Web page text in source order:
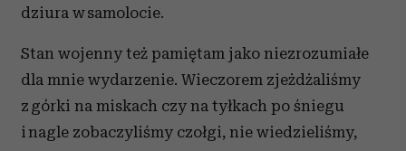
dziura w samolocie.
Stan wojenny też pamiętam jako niezrozumiałe
dla mnie wydarzenie. Wieczorem zjeżdżaliśmy
z górki na miskach czy na tyłkach po śniegu
i nagle zobaczyliśmy czołgi, nie wiedzieliśmy,